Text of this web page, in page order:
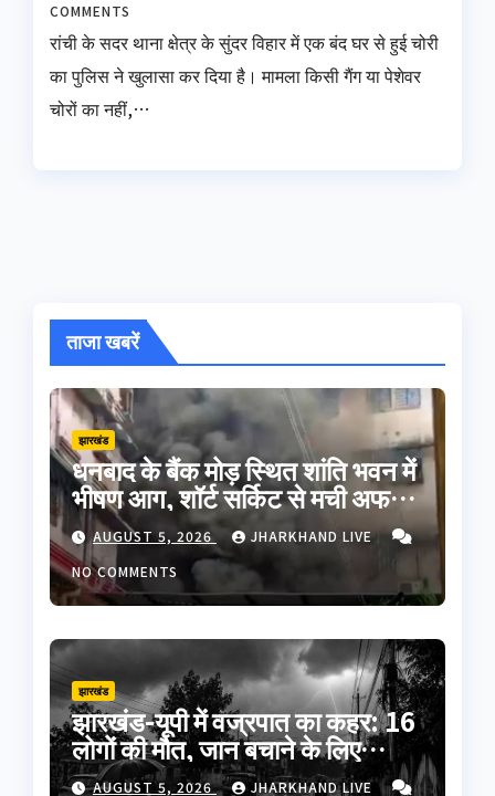
COMMENTS
रांची के सदर थाना क्षेत्र के सुंदर विहार में एक बंद घर से हुई चोरी
का पुलिस ने खुलासा कर दिया है। मामला किसी गैंग या पेशेवर
चोरों का नहीं,…
ताजा खबरें
झारखंड
धनबाद के बैंक मोड़ स्थित शांति भवन में
भीषण आग, शॉर्ट सर्किट से मची अफरा-
तफरी; बड़ा हादसा टला
AUGUST 5, 2026
JHARKHAND LIVE
NO COMMENTS
झारखंड
झारखंड-यूपी में वज्रपात का कहर: 16
लोगों की मौत, जान बचाने के लिए
अपनाएं ये जरूरी सावधानियां
AUGUST 5, 2026
JHARKHAND LIVE